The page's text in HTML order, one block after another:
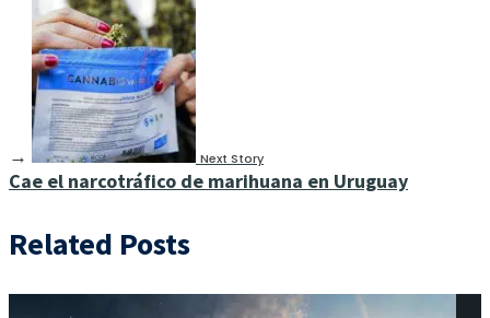
→ Next Story
Cae el narcotráfico de marihuana en Uruguay
Related Posts